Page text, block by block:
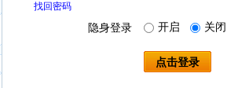
找回密码
隐身登录 开启 关闭
点击登录